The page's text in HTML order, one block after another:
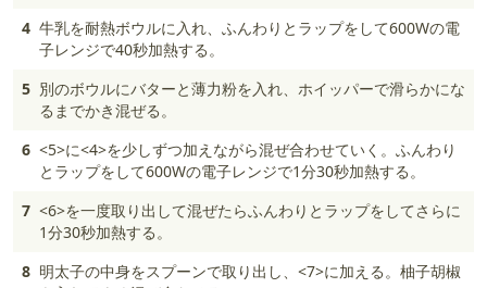
4 牛乳を耐熱ボウルに入れ、ふんわりとラップをして600Wの電
子レンジで40秒加熱する。
5 別のボウルにバターと薄力粉を入れ、ホイッパーで滑らかにな
るまでかき混ぜる。
6 <5>に<4>を少しずつ加えながら混ぜ合わせていく。ふんわり
とラップをして600Wの電子レンジで1分30秒加熱する。
7 <6>を一度取り出して混ぜたらふんわりとラップをしてさらに
1分30秒加熱する。
8 明太子の中身をスプーンで取り出し、<7>に加える。柚子胡椒